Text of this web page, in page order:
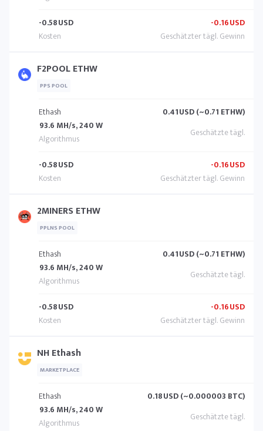
-0.58USD -0.16USD
F2POOL ETHW
PPS POOL
Ethash
93.6 MH/s, 240 W
0.41USD (~0.71 ETHW)
-0.58USD -0.16USD
2MINERS ETHW
PPLNS POOL
Ethash
93.6 MH/s, 240 W
0.41USD (~0.71 ETHW)
-0.58USD -0.16USD
NH Ethash
MARKETPLACE
Ethash
93.6 MH/s, 240 W
0.18USD (~0.000003 BTC)